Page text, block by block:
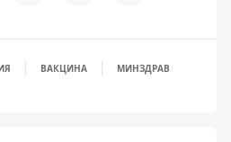
ВАКЦИНА МИНЗДРАВ